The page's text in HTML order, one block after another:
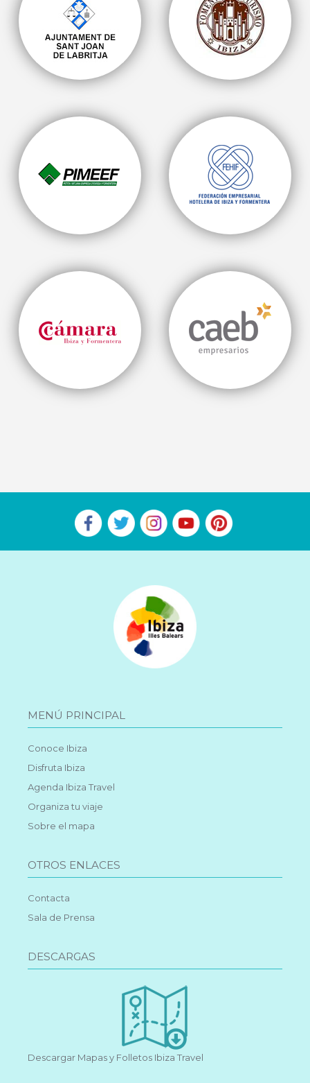
MENÚ PRINCIPAL
Conoce Ibiza
Disfruta Ibiza
Agenda Ibiza Travel
Organiza tu viaje
Sobre el mapa
OTROS ENLACES
Contacta
Sala de Prensa
DESCARGAS
Descargar Mapas y Folletos Ibiza Travel